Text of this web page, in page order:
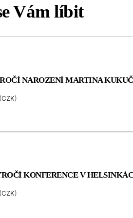
Vám líbit
NAROZENÍ MARTINA
CZK)
KONFERENCE V
CZK)